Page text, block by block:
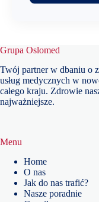
Grupa Oslomed
Twój partner w dbaniu o
usług medycznych w
całego kraju. Zdrowie
najważniejsze.
Menu
Home
O nas
Jak do nas trafić?
Nasze poradnie